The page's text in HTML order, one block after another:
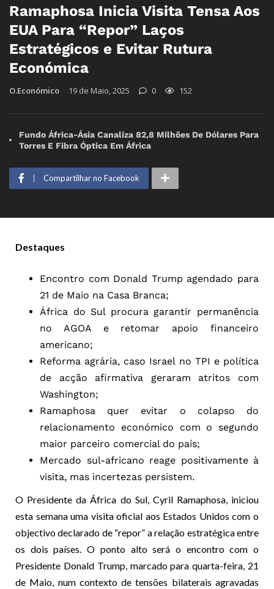
Ramaphosa Inicia Visita Tensa Aos
EUA Para “Repor” Laços
Estratégicos e Evitar Rutura
Económica
O.Económico 19 de Maio, 2025 0 152
Fundo África-Ásia Canaliza 82,8 Milhões De Dólares Para
Torres E Fibra Óptica Em África
Compartilhar no Facebook
Destaques
Encontro com Donald Trump agendado para
21 de Maio na Casa Branca;
África do Sul procura garantir permanência
no AGOA e retomar apoio financeiro
americano;
Reforma agrária, caso Israel no TPI e política
de acção afirmativa geraram atritos com
Washington;
Ramaphosa quer evitar o colapso do
relacionamento económico com o segundo
maior parceiro comercial do país;
Mercado sul-africano reage positivamente à
visita, mas incertezas persistem.
O Presidente da África do Sul, Cyril Ramaphosa, iniciou
esta semana uma visita oficial aos Estados Unidos com o
objectivo declarado de “repor” a relação estratégica entre
os dois países. O ponto alto será o encontro com o
Presidente Donald Trump, marcado para quarta-feira, 21
de Maio, num contexto de tensões bilaterais agravadas